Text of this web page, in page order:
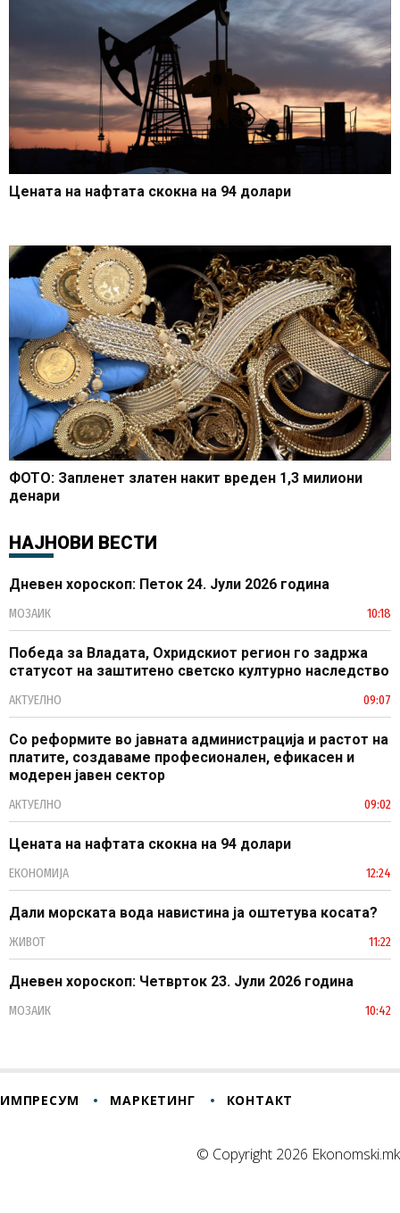
Цената на нафтата скокна на 94 долари
ФОТО: Запленет златен накит вреден 1,3 милиони
денари
НАЈНОВИ ВЕСТИ
Дневен хороскоп: Петок 24. Јули 2026 година
МОЗАИК 10:18
Победа за Владата, Охридскиот регион го задржа
статусот на заштитено светско културно наследство
АКТУЕЛНО 09:07
Со реформите во јавната администрација и растот на
платите, создаваме професионален, ефикасен и
модерен јавен сектор
АКТУЕЛНО 09:02
Цената на нафтата скокна на 94 долари
ЕКОНОМИЈА 12:24
Дали морската вода навистина ја оштетува косата?
ЖИВОТ 11:22
Дневен хороскоп: Четврток 23. Јули 2026 година
МОЗАИК 10:42
ИМПРЕСУМ МАРКЕТИНГ КОНТАКТ
© Copyright 2026 Ekonomski.mk